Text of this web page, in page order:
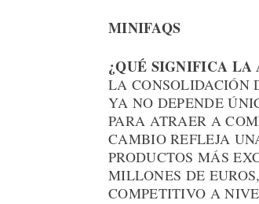
MINIFAQS
¿QUÉ SIGNIFICA
LA CONSOLIDACIÓN
YA NO DEPENDE
PARA ATRAER A
CAMBIO REFLEJA
PRODUCTOS MÁS
MILLONES DE
COMPETITIVO A